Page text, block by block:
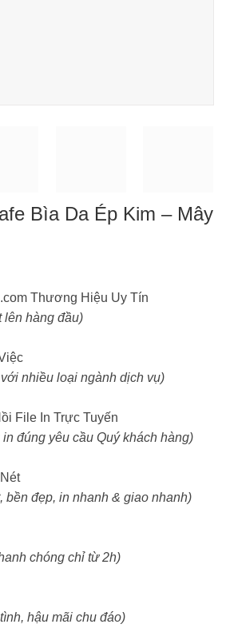
Bìa Da Ép Kim – Mây
Thương Hiệu Uy Tín
lên hàng đầu)
nhiều loại ngành dịch vụ)
File In Trực Tuyến
đúng yêu cầu Quý khách hàng)
bền đẹp, in nhanh & giao nhanh)
chóng chỉ từ 2h)
hậu mãi chu đáo)